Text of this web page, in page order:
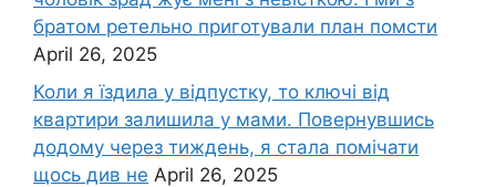
братом ретельно приготували план помсти
April 26, 2025
Коли я їздила у відпустку, то ключі від
квартири залишила у мами. Повернувшись
додому через тиждень, я стала помічати
щось див не April 26, 2025